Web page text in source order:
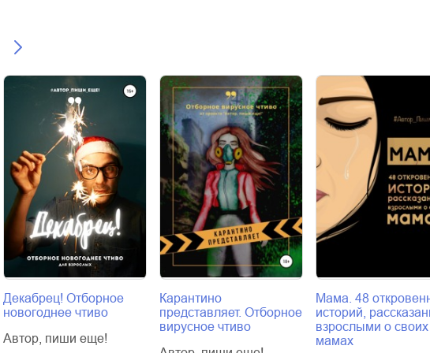
Декабрец! Отборное
новогоднее чтиво
Автор, пиши еще!
Карантино
представляет. Отборное
вирусное чтиво
Мама. 48
историй,
взрослыми о своих
мамах